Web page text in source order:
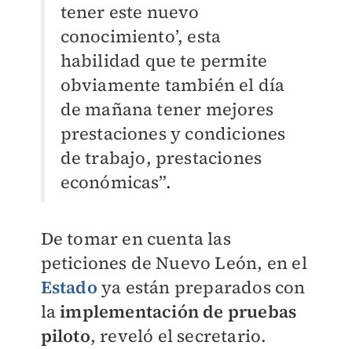
tener este nuevo
conocimiento’, esta
habilidad que te permite
obviamente también el día
de mañana tener mejores
prestaciones y condiciones
de trabajo, prestaciones
económicas”.
De tomar en cuenta las
peticiones de Nuevo León, en el
Estado ya están preparados con
laimplementación de pruebas
piloto, reveló el secretario.